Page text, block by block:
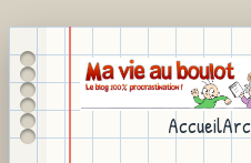
Accueil